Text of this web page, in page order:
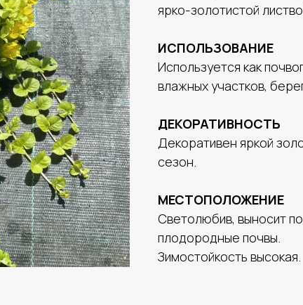
ярко-золотистой
ИСПОЛЬЗОВАНИЕ
Используется как
влажных участков,
ДЕКОРАТИВНОСТЬ
Декоративен яркой
сезон.
МЕСТОПОЛОЖЕНИЕ
Светолюбив, выносит
плодородные почвы.
Зимостойкость высокая.